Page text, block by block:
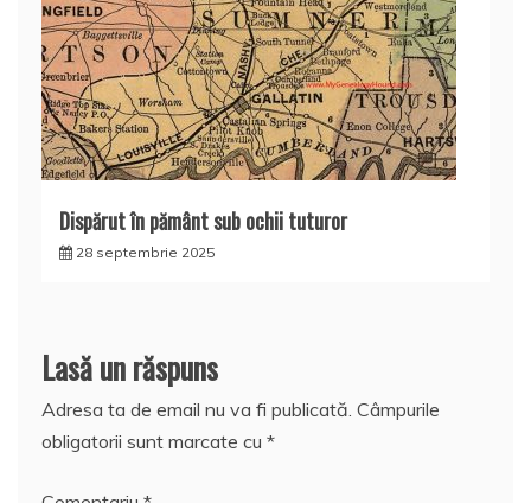
Dispărut în pământ sub ochii tuturor
28 septembrie 2025
Lasă un răspuns
Adresa ta de email nu va fi publicată. Câmpurile
obligatorii sunt marcate cu *